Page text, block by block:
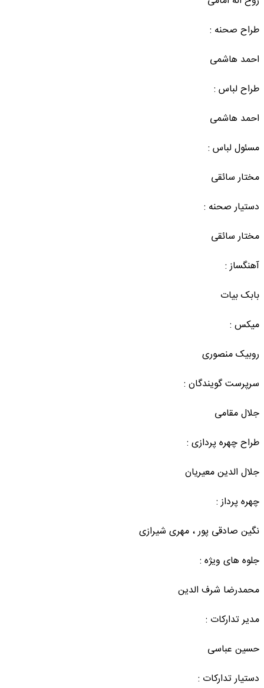
طراح صحنه :
احمد هاشمی
طراح لباس :
احمد هاشمی
مسئول لباس :
مختار سائقی
دستیار صحنه :
مختار سائقی
آهنگساز :
بابک بیات
میکس :
روبیک منصوری
سرپرست گویندگان :
جلال مقامی
طراح چهره پردازی :
جلال الدین معیریان
چهره پرداز :
نگین صادقی پور ، مهری شیرازی
جلوه های ویژه :
محمدرضا شرف الدین
مدیر تدارکات :
حسین عباسی
دستیار تدارکات :